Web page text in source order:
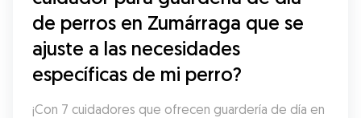
de perros en Zumárraga que se
ajuste a las necesidades
específicas de mi perro?
¡Con 7 cuidadores que ofrecen guardería de día en